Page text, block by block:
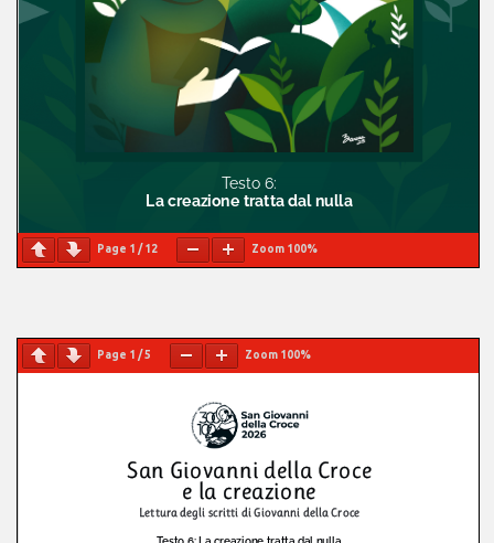
Page 1 /12 Zoom 100%
Page 1 /5 Zoom 100%